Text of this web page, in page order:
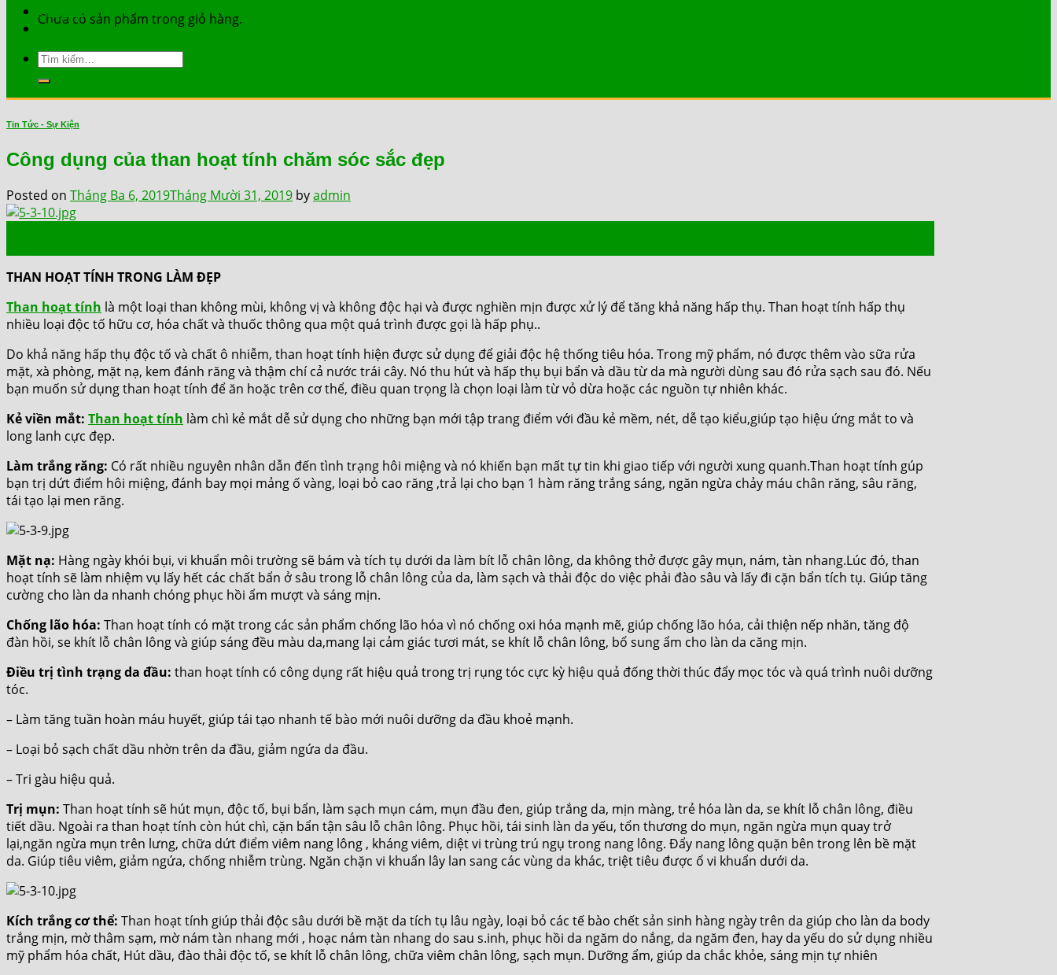
Chưa có sản phẩm trong giỏ hàng.
Tài Liệu
Liên Hệ
Tìm
kiếm:
Tin Tức - Sự Kiện
Công dụng của than hoạt tính chăm sóc sắc đẹp
Posted on Tháng Ba 6, 2019Tháng Mười 31, 2019 byadmin
THAN HOẠT TÍNH TRONG LÀM ĐẸP
Than hoạt tính là một loại than không mùi, không vị và không độc hại và được nghiền mịn được xử lý để tăng khả năng hấp thụ. Than hoạt tính hấp thụ
nhiều loại độc tố hữu cơ, hóa chất và thuốc thông qua một quá trình được gọi là hấp phụ..
Do khả năng hấp thụ độc tố và chất ô nhiễm, than hoạt tính hiện được sử dụng để giải độc hệ thống tiêu hóa. Trong mỹ phẩm, nó được thêm vào sữa rửa
mặt, xà phòng, mặt nạ, kem đánh răng và thậm chí cả nước trái cây. Nó thu hút và hấp thụ bụi bẩn và dầu từ da mà người dùng sau đó rửa sạch sau đó. Nếu
bạn muốn sử dụng than hoạt tính để ăn hoặc trên cơ thể, điều quan trọng là chọn loại làm từ vỏ dừa hoặc các nguồn tự nhiên khác.
Kẻ viền mắt: Than hoạt tính làm chì kẻ mắt dễ sử dụng cho những bạn mới tập trang điểm với đầu kẻ mềm, nét, dễ tạo kiểu,giúp tạo hiệu ứng mắt to và
long lanh cực đẹp.
Làm trắng răng: Có rất nhiều nguyên nhân dẫn đến tình trạng hôi miệng và nó khiến bạn mất tự tin khi giao tiếp với người xung quanh.Than hoạt tính gúp
bạn trị dứt điểm hôi miệng, đánh bay mọi mảng ố vàng, loại bỏ cao răng ,trả lại cho bạn 1 hàm răng trắng sáng, ngăn ngừa chảy máu chân răng, sâu răng,
tái tạo lại men răng.
Mặt nạ: Hàng ngày khói bụi, vi khuẩn môi trường sẽ bám và tích tụ dưới da làm bít lỗ chân lông, da không thở được gây mụn, nám, tàn nhang.Lúc đó, than
hoạt tính sẽ làm nhiệm vụ lấy hết các chất bẩn ở sâu trong lỗ chân lông của da, làm sạch và thải độc do việc phải đào sâu và lấy đi cặn bẩn tích tụ. Giúp tăng
cường cho làn da nhanh chóng phục hồi ẩm mượt và sáng mịn.
Chống lão hóa: Than hoạt tính có mặt trong các sản phẩm chống lão hóa vì nó chống oxi hóa mạnh mẽ, giúp chống lão hóa, cải thiện nếp nhăn, tăng độ
đàn hồi, se khít lỗ chân lông và giúp sáng đều màu da,mang lại cảm giác tươi mát, se khít lỗ chân lông, bổ sung ẩm cho làn da căng mịn.
Điều trị tình trạng da đầu: than hoạt tính có công dụng rất hiệu quả trong trị rụng tóc cực kỳ hiệu quả đống thời thúc đẩy mọc tóc và quá trình nuôi dưỡng
tóc.
– Làm tăng tuần hoàn máu huyết, giúp tái tạo nhanh tế bào mới nuôi dưỡng da đầu khoẻ mạnh.
– Loại bỏ sạch chất dầu nhờn trên da đầu, giảm ngứa da đầu.
– Tri gàu hiệu quả.
Trị mụn: Than hoạt tính sẽ hút mụn, độc tố, bụi bẩn, làm sạch mụn cám, mụn đầu đen, giúp trắng da, mịn màng, trẻ hóa làn da, se khít lỗ chân lông, điều
tiết dầu. Ngoài ra than hoạt tính còn hút chì, cặn bẩn tận sâu lỗ chân lông. Phục hồi, tái sinh làn da yếu, tổn thương do mụn, ngăn ngừa mụn quay trở
lại,ngăn ngừa mụn trên lưng, chữa dứt điểm viêm nang lông , kháng viêm, diệt vi trùng trú ngụ trong nang lông. Đẩy nang lông quặn bên trong lên bề mặt
da. Giúp tiêu viêm, giảm ngứa, chống nhiễm trùng. Ngăn chặn vi khuẩn lây lan sang các vùng da khác, triệt tiêu được ổ vi khuẩn dưới da.
Kích trắng cơ thể: Than hoạt tính giúp thải độc sâu dưới bề mặt da tích tụ lâu ngày, loại bỏ các tế bào chết sản sinh hàng ngày trên da giúp cho làn da body
trắng mịn, mờ thâm sạm, mờ nám tàn nhang mới , hoạc nám tàn nhang do sau s.inh, phục hồi da ngăm do nắng, da ngăm đen, hay da yếu do sử dụng nhiều
mỹ phẩm hóa chất, Hút dầu, đào thải độc tố, se khít lỗ chân lông, chữa viêm chân lông, sạch mụn. Dưỡng ẩm, giúp da chắc khỏe, sáng mịn tự nhiên